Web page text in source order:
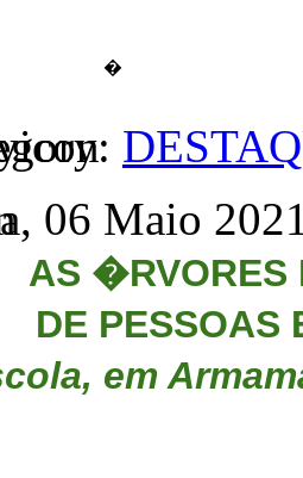
�
06 Maio
AS �RVORES
DE
em